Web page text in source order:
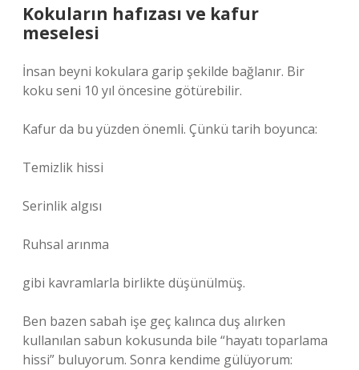
Kokuların hafızası ve kafur
meselesi
İnsan beyni kokulara garip şekilde bağlanır. Bir
koku seni 10 yıl öncesine götürebilir.
Kafur da bu yüzden önemli. Çünkü tarih boyunca:
Temizlik hissi
Serinlik algısı
Ruhsal arınma
gibi kavramlarla birlikte düşünülmüş.
Ben bazen sabah işe geç kalınca duş alırken
kullanılan sabun kokusunda bile “hayatı toparlama
hissi” buluyorum. Sonra kendime gülüyorum: